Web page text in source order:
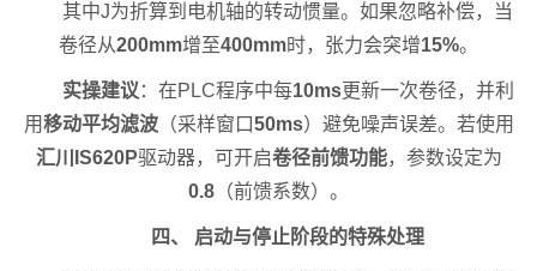
其中J为折算到电机轴的转动惯量。如果忽略补偿，当
卷径从200mm增至400mm时，张力会突增15%。
实操建议 ：在PLC程序中每10ms更新一次卷径，并利
用移动平均滤波（采样窗口50ms）避免噪声误差。若使用
汇川IS620P驱动器，可开启卷径前馈功能，参数设定为
0.8 （前馈系数）。
四、 启动与停止阶段的特殊处理